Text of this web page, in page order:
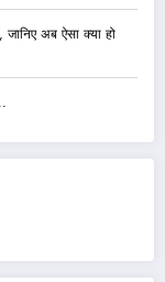
अब ऐसा क्या हो